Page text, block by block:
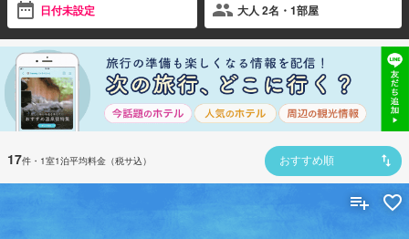
日付未設定
大人 2名・1部屋
17件 ・1室1泊平均料金（税サ込） おすすめ順